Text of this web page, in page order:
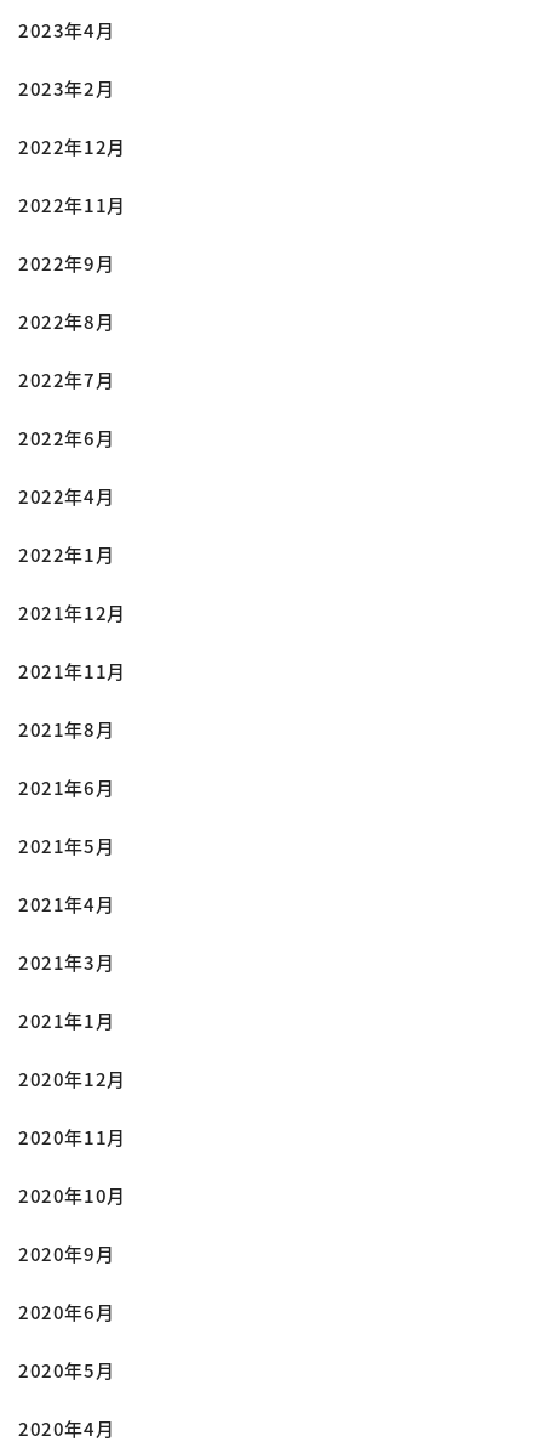
2023年4月
2023年2月
2022年12月
2022年11月
2022年9月
2022年8月
2022年7月
2022年6月
2022年4月
2022年1月
2021年12月
2021年11月
2021年8月
2021年6月
2021年5月
2021年4月
2021年3月
2021年1月
2020年12月
2020年11月
2020年10月
2020年9月
2020年6月
2020年5月
2020年4月